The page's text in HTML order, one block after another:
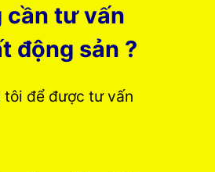
cần tư vấn
động sản ?
tôi để được tư vấn